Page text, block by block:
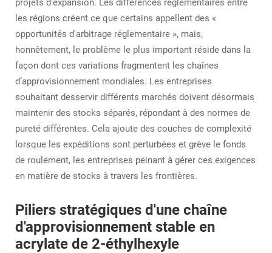
projets d’expansion. Les différences réglementaires entre
les régions créent ce que certains appellent des «
opportunités d’arbitrage réglementaire », mais,
honnêtement, le problème le plus important réside dans la
façon dont ces variations fragmentent les chaînes
d’approvisionnement mondiales. Les entreprises
souhaitant desservir différents marchés doivent désormais
maintenir des stocks séparés, répondant à des normes de
pureté différentes. Cela ajoute des couches de complexité
lorsque les expéditions sont perturbées et grève le fonds
de roulement, les entreprises peinant à gérer ces exigences
en matière de stocks à travers les frontières.
Piliers stratégiques d'une chaîne
d'approvisionnement stable en
acrylate de 2-éthylhexyle